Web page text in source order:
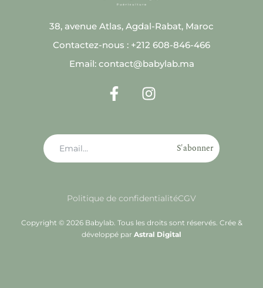
38, avenue Atlas, Agdal-Rabat, Maroc
Contactez-nous : +212 608-846-466
Email: contact@babylab.ma
S'abonner
Politique de confidentialitéCGV
Copyright © 2026 Babylab. Tous les droits sont réservés. Crée &
développé par Astral Digital